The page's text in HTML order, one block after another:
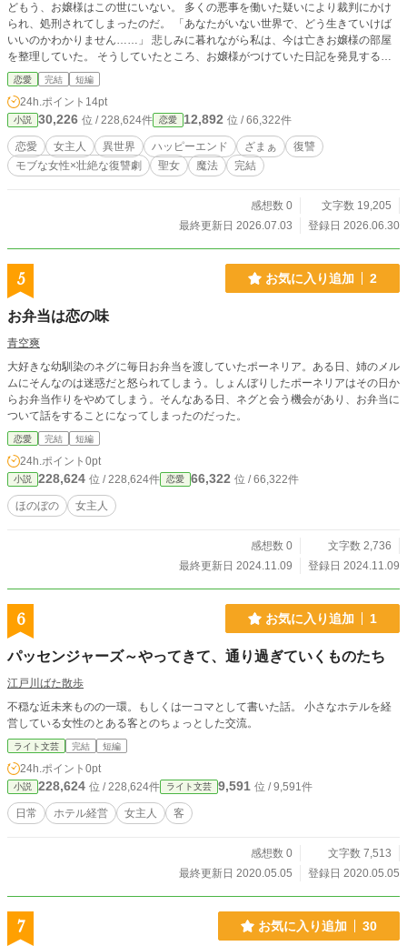
どもう、お嬢様はこの世にいない。 多くの悪事を働いた疑いにより裁判にかけ
られ、処刑されてしまったのだ。 「あなたがいない世界で、どう生きていけば
いいのかわかりません……」 悲しみに暮れながら私は、今は亡きお嬢様の部屋
を整理していた。 そうしていたところ、お嬢様がつけていた日記を発見する。
そこに書かれていたのは、衝撃の事実。 民衆と貴族から絶大な人気を得ている
この国の聖女が、数多くの悪事を働いているということ。 そしてそのことに気
付いたお嬢様は、聖女によって罪を被せられてしまったということ。 つまりお
嬢様は、聖女によってハメられて処刑されてしまったのだ。 「……お嬢様。
私、やるべきことがわかりました」 満月の夜。 最愛のお嬢様を罠にハメた憎き
聖女に、私は復讐することを誓った――。
恋愛 完結 短編
24h.ポイント 14pt
小説 30,226 位 / 228,624件 恋愛 12,892 位 / 66,322件
恋愛 女主人 異世界 ハッピーエンド ざまぁ
復讐
モブな女性×壮絶な復讐劇
聖女 魔法 完結
感想数 0
文字数 19,205
最終更新日 2026.07.03
登録日 2026.06.30
5 お気に入り追加 2
お弁当は恋の味
青空爽
大好きな幼馴染のネグに毎日お弁当を渡していたポーネリア。ある日、姉のメル
ムにそんなのは迷惑だと怒られてしまう。しょんぼりしたポーネリアはその日か
らお弁当作りをやめてしまう。そんなある日、ネグと会う機会があり、お弁当に
ついて話をすることになってしまったのだった。
恋愛 完結 短編
24h.ポイント 0pt
小説 228,624 位 / 228,624件 恋愛 66,322 位 / 66,322件
ほのぼの 女主人
感想数 0
文字数 2,736
最終更新日 2024.11.09
登録日 2024.11.09
6 お気に入り追加 1
パッセンジャーズ～やってきて、通り過ぎていくものたち
江戸川ばた散歩
不穏な近未来ものの一環。もしくは一コマとして書いた話。 小さなホテルを経
営している女性のとある客とのちょっとした交流。
ライト文芸 完結 短編
24h.ポイント 0pt
小説 228,624 位 / 228,624件 ライト文芸 9,591 位 / 9,591件
日常 ホテル経営 女主人 客
感想数 0
文字数 7,513
最終更新日 2020.05.05
登録日 2020.05.05
7 お気に入り追加 30